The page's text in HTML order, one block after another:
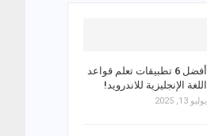
أفضل 6 تطبيقات تعلم قواعد
اللغة الإنجليزية للاندرويد!
يوليو 13, 2025